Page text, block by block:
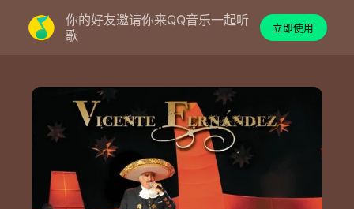
你的好友邀请你来QQ音乐一起听
歌
立即使用